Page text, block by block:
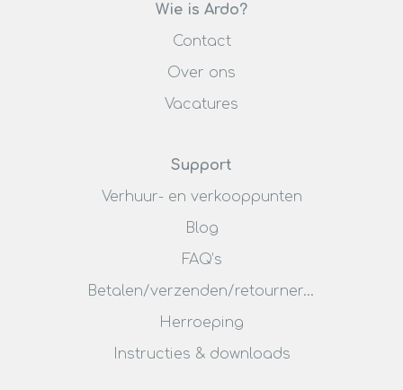
Wie is Ardo?
Contact
Over ons
Vacatures
Support
Verhuur- en verkooppunten
Blog
FAQ’s
Betalen/verzenden/retourneren
Herroeping
Instructies & downloads